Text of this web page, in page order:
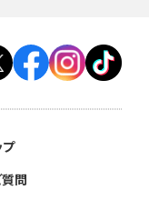
プ
質問